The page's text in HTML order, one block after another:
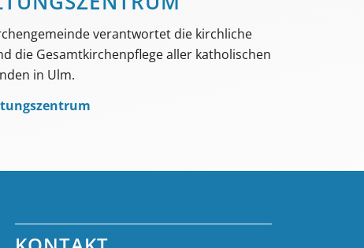
verantwortet die kirchliche
die Gesamtkirchenpflege aller katholischen
in Ulm.